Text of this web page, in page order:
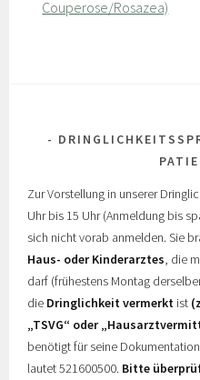
Couperose/Rosazea)
Zur Vorstellung in unserer
Uhr bis 15 Uhr (Anmeldung bis
sich nicht vorab anmelden. Sie
Haus- oder Kinderarztes, die
darf (frühestens Montag
die Dringlichkeit vermerkt ist
„TSVG“ oder
benötigt für seine
lautet 521600500. Bitte